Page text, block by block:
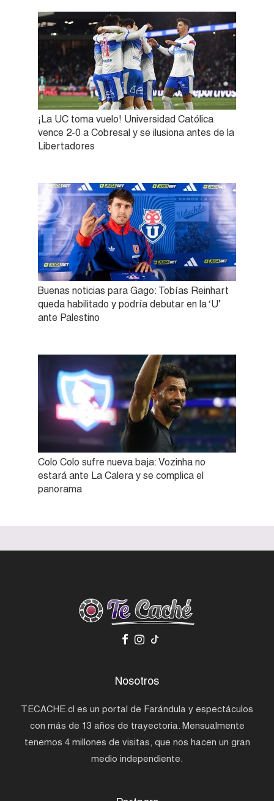
¡La UC toma vuelo! Universidad Católica
vence 2-0 a Cobresal y se ilusiona antes de la
Libertadores
Buenas noticias para Gago: Tobías Reinhart
queda habilitado y podría debutar en la ‘U’
ante Palestino
Colo Colo sufre nueva baja: Vozinha no
estará ante La Calera y se complica el
panorama
Nosotros
TECACHE.cl es un portal de Farándula y espectáculos
con más de 13 años de trayectoria. Mensualmente
tenemos 4 millones de visitas, que nos hacen un gran
medio independiente.